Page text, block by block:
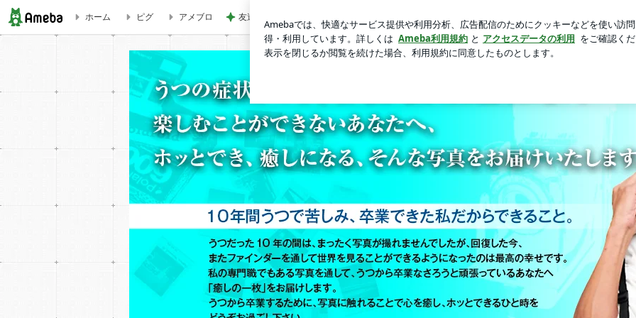
今日の１ショット「今年のクリスマス！」 | D&I Photo Planning
ホーム ピグ アメブロ 友達から貰った韓国の美味しいお菓子 新規登録